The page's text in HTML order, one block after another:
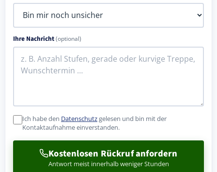
Ihre Nachricht(optional)
Ich habe den Datenschutzgelesen und bin mit der
Kontaktaufnahme einverstanden.
Kostenlosen Rückruf anfordern
Antwort meist innerhalb weniger Stunden